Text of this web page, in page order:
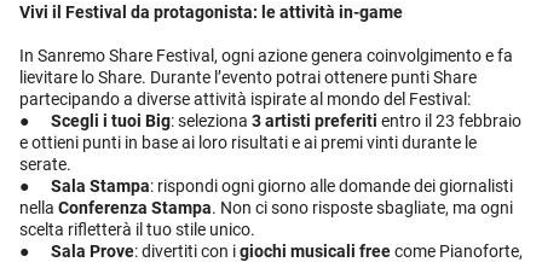
Vivi il Festival da protagonista: le attività in-game
In Sanremo Share Festival, ogni azione genera coinvolgimento e fa
lievitare lo Share. Durante l’evento potrai ottenere punti Share
partecipando a diverse attività ispirate al mondo del Festival:
● Scegli i tuoi Big: seleziona 3 artisti preferiti entro il 23 febbraio
e ottieni punti in base ai loro risultati e ai premi vinti durante le
serate.
● Sala Stampa: rispondi ogni giorno alle domande dei giornalisti
nella Conferenza Stampa. Non ci sono risposte sbagliate, ma ogni
scelta rifletterà il tuo stile unico.
● Sala Prove: divertiti con igiochi musicali freecome Pianoforte,